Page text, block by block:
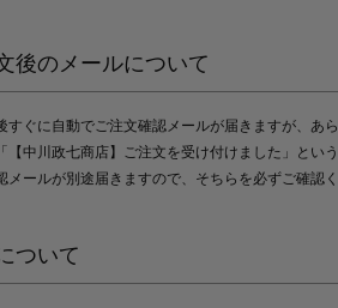
後のメールについて
すぐに自動でご注文確認メールが届きますが、あ
【中川政七商店】ご注文を受け付けました」とい
メールが別途届きますので、そちらを必ずご確認く
ついて